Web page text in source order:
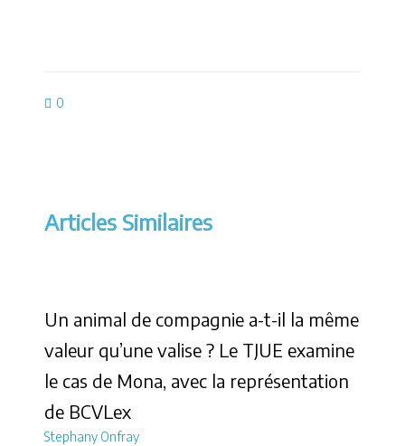
0
Articles Similaires
Un animal de compagnie a-t-il la même
valeur qu’une valise ? Le TJUE examine
le cas de Mona, avec la représentation
de BCVLex
Stephany Onfray